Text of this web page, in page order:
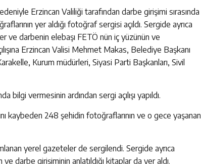
Erzincan Valiliği tarafından darbe girişimi sırasında
yer aldığı fotoğraf sergisi açıldı. Sergide ayrıca
ve darbenin elebaşı FETÖ nün iç yüzünün ve
Erzincan Valisi Mehmet Makas, Belediye Başkanı
Kurum müdürleri, Siyasi Parti Başkanları, Sivil
vermesinin ardından sergi açılışı yapıldı.
kaybeden 248 şehidin fotoğraflarının ve o gece yaşanan
yerel gazeteler de sergilendi. Sergide ayrıca
darbe girişiminin anlatıldığı kitaplar da yer aldı.